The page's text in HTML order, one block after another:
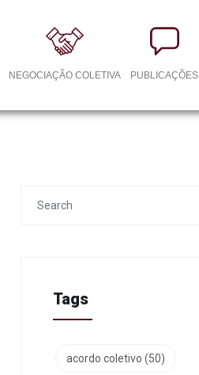
NEGOCIAÇÃO COLETIVA PUBLICAÇÕES
Tags
acordo coletivo (50)